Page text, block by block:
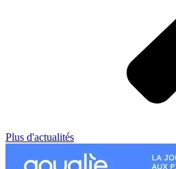
Plus d'actualités